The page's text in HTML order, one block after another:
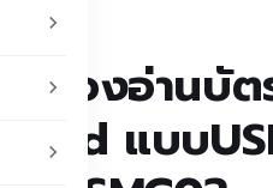
เครื่องอ่านบั
Card แบบ